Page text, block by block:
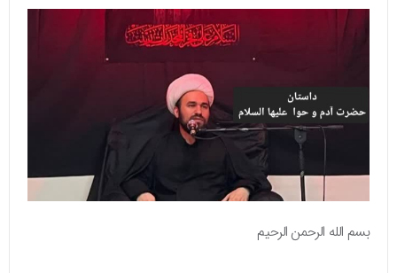
بسم الله الرحمن الرحیم